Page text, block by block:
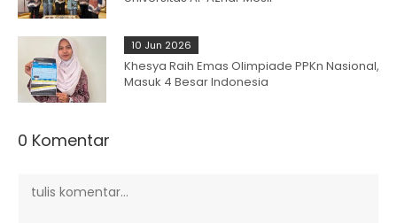
10 Jun 2026
Khesya Raih Emas Olimpiade PPKn Nasional,
Masuk 4 Besar Indonesia
0 Komentar